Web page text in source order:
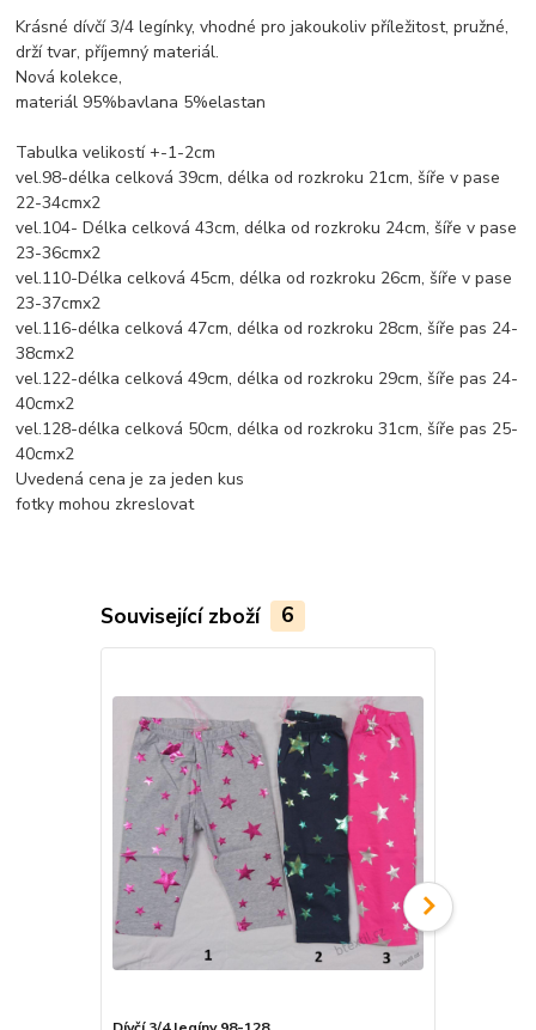
Krásné dívčí 3/4 legínky, vhodné pro jakoukoliv příležitost, pružné,
drží tvar, příjemný materiál.
Nová kolekce,
materiál 95%bavlana 5%elastan
Tabulka velikostí +-1-2cm
vel.98-délka celková 39cm, délka od rozkroku 21cm, šíře v pase
22-34cmx2
vel.104- Délka celková 43cm, délka od rozkroku 24cm, šíře v pase
23-36cmx2
vel.110-Délka celková 45cm, délka od rozkroku 26cm, šíře v pase
23-37cmx2
vel.116-délka celková 47cm, délka od rozkroku 28cm, šíře pas 24-
38cmx2
vel.122-délka celková 49cm, délka od rozkroku 29cm, šíře pas 24-
40cmx2
vel.128-délka celková 50cm, délka od rozkroku 31cm, šíře pas 25-
40cmx2
Uvedená cena je za jeden kus
fotky mohou zkreslovat
Související zboží 6